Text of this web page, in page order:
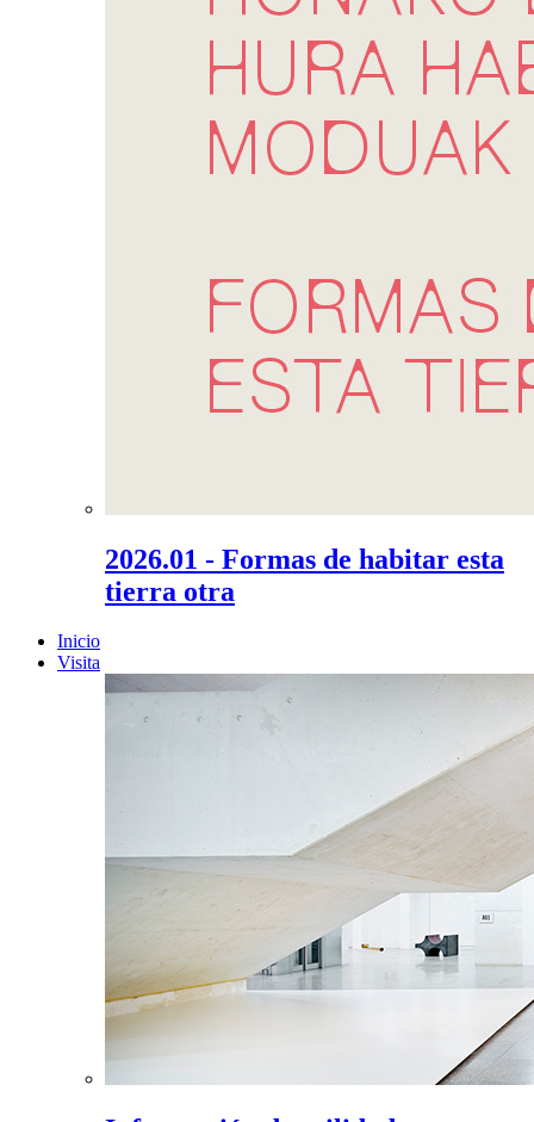
2026.01 - Formas de habitar esta
tierra otra
Inicio
Visita